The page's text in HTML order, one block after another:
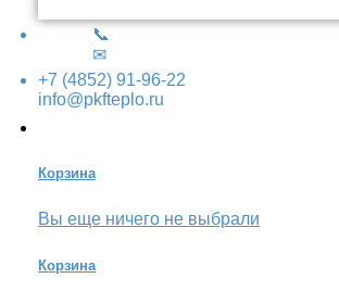
📞
✉
+7 (4852) 91-96-22
info@pkfteplo.ru
Корзина
Вы еще ничего не выбрали
Корзина